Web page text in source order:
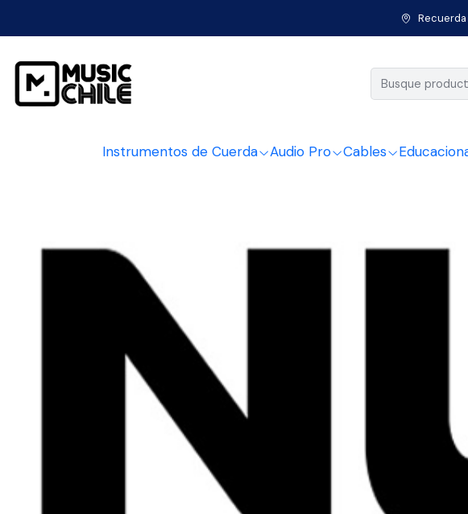
Instrumentos de Cuerda Audio Pro Cables
PIANOS